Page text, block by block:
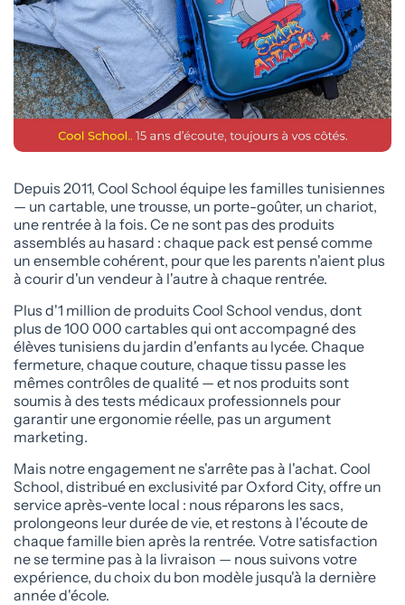
Depuis 2011, Cool School équipe les familles tunisiennes
— un cartable, une trousse, un porte-goûter, un chariot,
une rentrée à la fois. Ce ne sont pas des produits
assemblés au hasard : chaque pack est pensé comme
un ensemble cohérent, pour que les parents n'aient plus
à courir d'un vendeur à l'autre à chaque rentrée.
Plus d'1 million de produits Cool School vendus, dont
plus de 100 000 cartables qui ont accompagné des
élèves tunisiens du jardin d'enfants au lycée. Chaque
fermeture, chaque couture, chaque tissu passe les
mêmes contrôles de qualité — et nos produits sont
soumis à des tests médicaux professionnels pour
garantir une ergonomie réelle, pas un argument
marketing.
Mais notre engagement ne s'arrête pas à l'achat. Cool
School, distribué en exclusivité par Oxford City, offre un
service après-vente local : nous réparons les sacs,
prolongeons leur durée de vie, et restons à l'écoute de
chaque famille bien après la rentrée. Votre satisfaction
ne se termine pas à la livraison — nous suivons votre
expérience, du choix du bon modèle jusqu'à la dernière
année d'école.